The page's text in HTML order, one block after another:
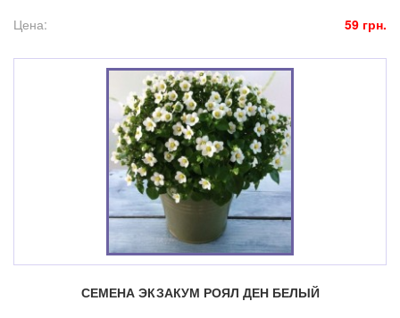
Цена:
59 грн.
СЕМЕНА ЭКЗАКУМ РОЯЛ ДЕН БЕЛЫЙ